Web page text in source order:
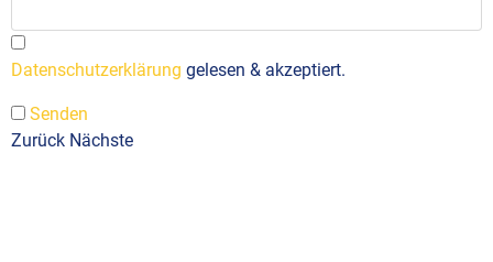
Datenschutzerklärung gelesen & akzeptiert.
Senden
Zurück Nächste